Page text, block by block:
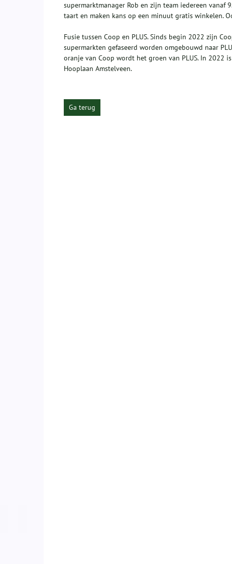
supermarktmanager Rob en zijn team iedereen
taart en maken kans op een minuut gratis winkelen.
Fusie tussen Coop en PLUS. Sinds begin 2022 zijn
supermarkten gefaseerd worden omgebouwd naar
oranje van Coop wordt het groen van PLUS. In 2022
Hooplaan Amstelveen.
Ga terug